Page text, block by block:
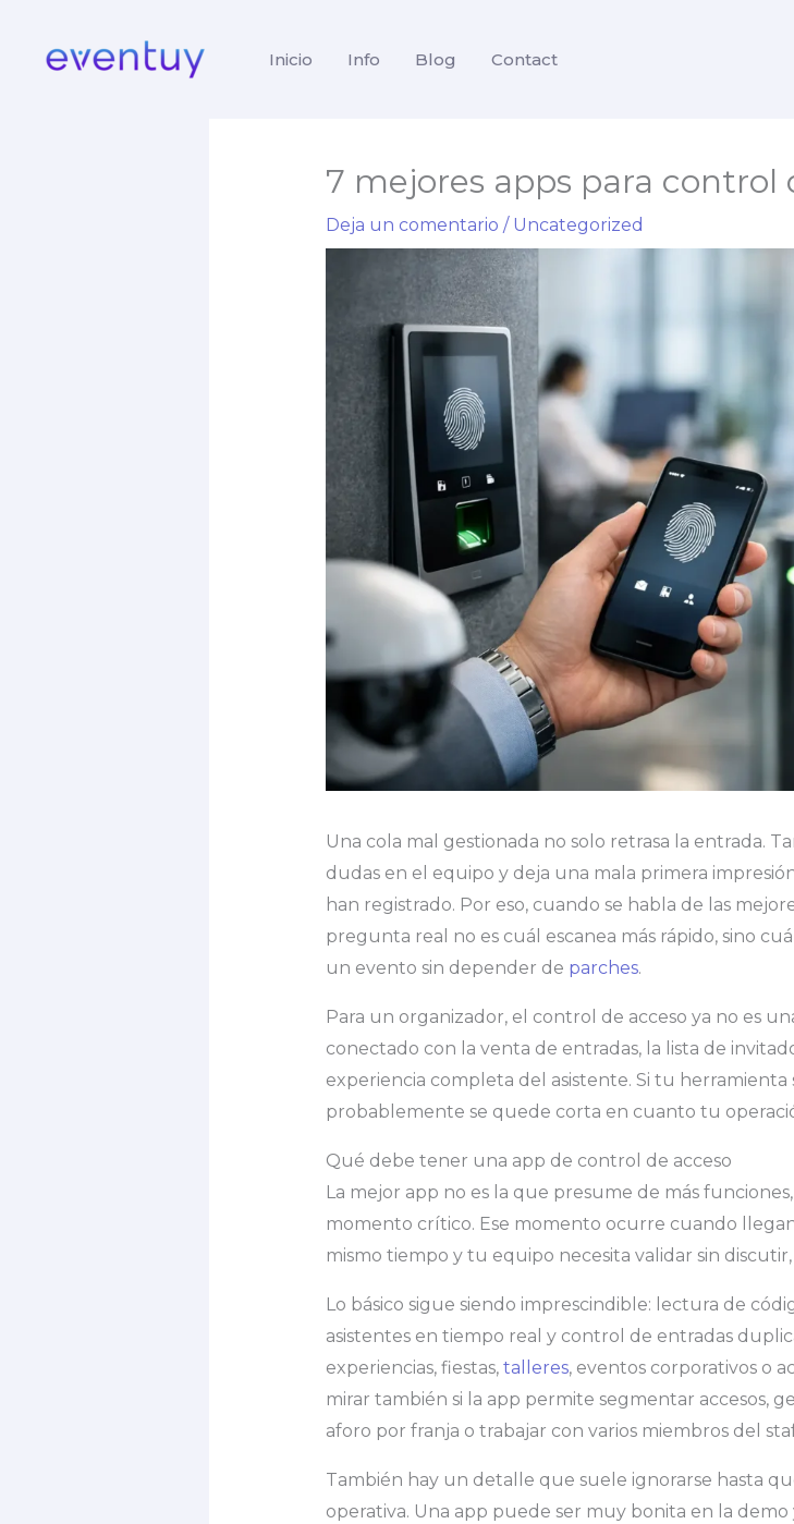
contenido
Inicio Info Blog Contact
7 mejores apps para control
Deja un comentario / Uncategorized
Una cola mal gestionada no solo retrasa la entrada.
dudas en el equipo y deja una mala primera
han registrado. Por eso, cuando se habla de las
pregunta real no es cuál escanea más rápido, sino
un evento sin depender de parches.
Para un organizador, el control de acceso ya no es
conectado con la venta de entradas, la lista de
experiencia completa del asistente. Si tu
probablemente se quede corta en cuanto tu
Qué debe tener una app de control de acceso
La mejor app no es la que presume de más
momento crítico. Ese momento ocurre cuando
mismo tiempo y tu equipo necesita validar sin
Lo básico sigue siendo imprescindible: lectura de
asistentes en tiempo real y control de entradas
experiencias, fiestas, talleres, eventos corporativos o
mirar también si la app permite segmentar accesos,
aforo por franja o trabajar con varios miembros del
También hay un detalle que suele ignorarse hasta
operativa. Una app puede ser muy bonita en la